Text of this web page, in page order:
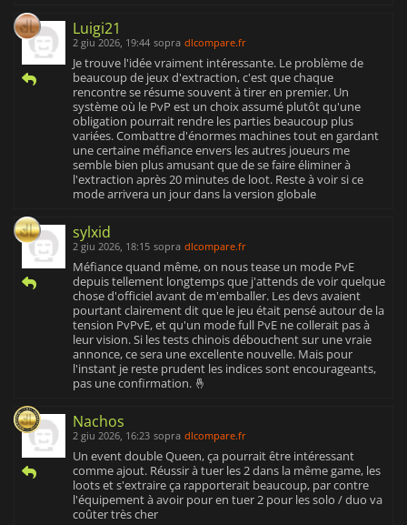
Luigi21
2 giu 2026, 19:44 sopra dlcompare.fr
Je trouve l'idée vraiment intéressante. Le problème de
beaucoup de jeux d'extraction, c'est que chaque
rencontre se résume souvent à tirer en premier. Un
système où le PvP est un choix assumé plutôt qu'une
obligation pourrait rendre les parties beaucoup plus
variées. Combattre d'énormes machines tout en gardant
une certaine méfiance envers les autres joueurs me
semble bien plus amusant que de se faire éliminer à
l'extraction après 20 minutes de loot. Reste à voir si ce
mode arrivera un jour dans la version globale
sylxid
2 giu 2026, 18:15 sopra dlcompare.fr
Méfiance quand même, on nous tease un mode PvE
depuis tellement longtemps que j'attends de voir quelque
chose d'officiel avant de m'emballer. Les devs avaient
pourtant clairement dit que le jeu était pensé autour de la
tension PvPvE, et qu'un mode full PvE ne collerait pas à
leur vision. Si les tests chinois débouchent sur une vraie
annonce, ce sera une excellente nouvelle. Mais pour
l'instant je reste prudent les indices sont encourageants,
pas une confirmation. 🤞
Nachos
2 giu 2026, 16:23 sopra dlcompare.fr
Un event double Queen, ça pourrait être intéressant
comme ajout. Réussir à tuer les 2 dans la même game, les
loots et s'extraire ça rapporterait beaucoup, par contre
l'équipement à avoir pour en tuer 2 pour les solo / duo va
coûter très cher